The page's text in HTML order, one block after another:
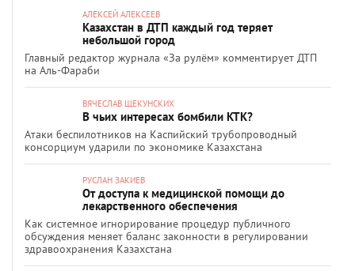
АЛЕКСЕЙ АЛЕКСЕЕВ
Казахстан в ДТП каждый год теряет
небольшой город
Главный редактор журнала «За рулём» комментирует ДТП
на Аль-Фараби
ВЯЧЕСЛАВ ЩЕКУНСКИХ
В чьих интересах бомбили КТК?
Атаки беспилотников на Каспийский трубопроводный
консорциум ударили по экономике Казахстана
РУСЛАН ЗАКИЕВ
От доступа к медицинской помощи до
лекарственного обеспечения
Как системное игнорирование процедур публичного
обсуждения меняет баланс законности в регулировании
здравоохранения Казахстана